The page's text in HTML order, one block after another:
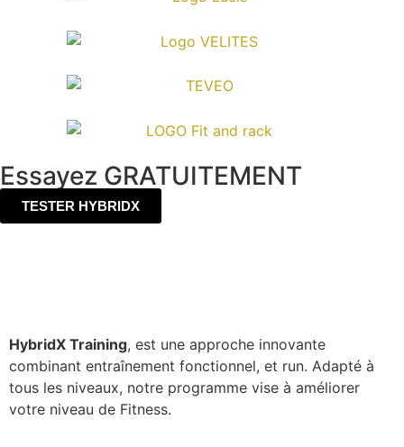
Essayez GRATUITEMENT
TESTER HYBRIDX
HybridX Training, est une approche innovante
combinant entraînement fonctionnel, et run. Adapté à
tous les niveaux, notre programme vise à améliorer
votre niveau de Fitness.